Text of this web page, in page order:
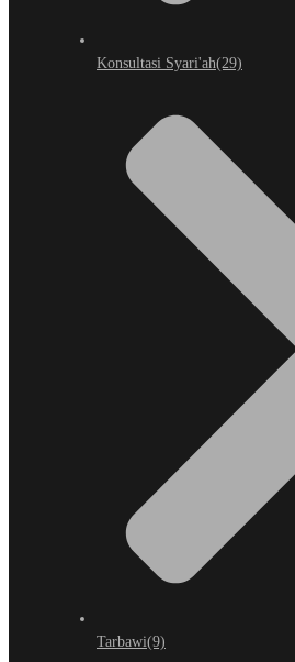
Konsultasi Syari'ah(29)
Tarbawi(9)